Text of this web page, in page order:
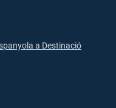
a Destinació